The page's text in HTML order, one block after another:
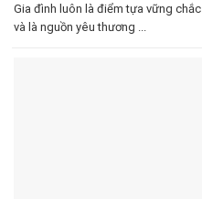
Gia đình luôn là điểm tựa vững chắc
và là nguồn yêu thương ...